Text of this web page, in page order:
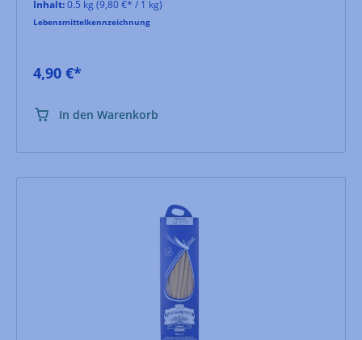
Inhalt:0.5 kg (9,80 €* / 1 kg)
Lebensmittelkennzeichnung
4,90 €*
In den Warenkorb